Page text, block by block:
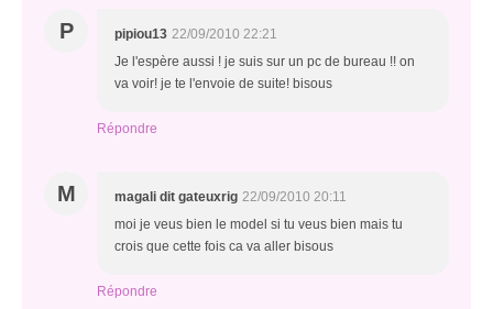
P pipiou13 22/09/2010 22:21
Je l'espère aussi ! je suis sur un pc de bureau !! on
va voir! je te l'envoie de suite! bisous
Répondre
M magali dit gateuxrig 22/09/2010 20:11
moi je veus bien le model si tu veus bien mais tu
crois que cette fois ca va aller bisous
Répondre